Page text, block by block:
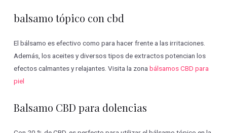
balsamo tópico con cbd
El bálsamo es efectivo como para hacer frente a las irritaciones.
Además, los aceites y diversos tipos de extractos potencian los
efectos calmantes y relajantes. Visita la zonabálsamos CBD para
piel
Balsamo CBD para dolencias